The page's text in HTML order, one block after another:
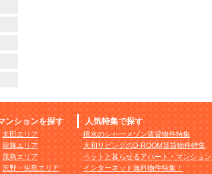
ンションを探す
太田エリア
龍舞エリア
尾島エリア
沢野・矢島エリア
人気特集で探す
積水のシャーメゾン賃貸物件特集
大和リビングのD-ROOM賃貸物件特集
ペットと暮らせるアパート・マンション
インターネット無料物件特集！